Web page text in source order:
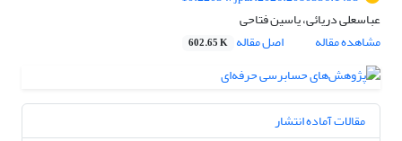
عباسعلی دریائی، یاسین فتاحی
مشاهده مقاله
اصل مقاله 602.65 K
مقالات آماده انتشار